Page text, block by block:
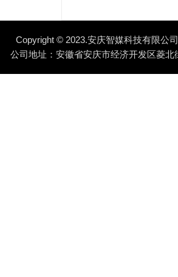
Copyright © 2023.安庆智媒科技有限公
公司地址：安徽省安庆市经济开发区菱